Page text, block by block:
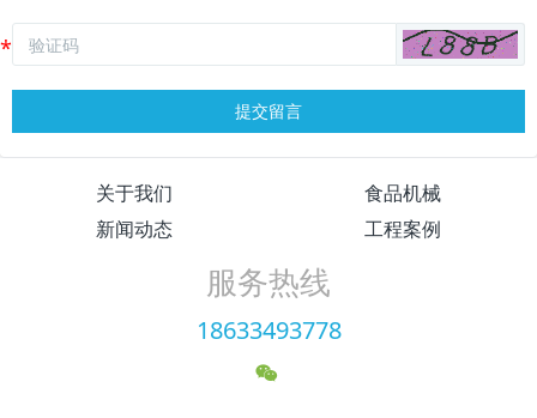
提交留言
关于我们
食品机械
新闻动态
工程案例
服务热线
18633493778